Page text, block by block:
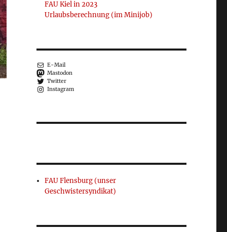
FAU Kiel in 2023
Urlaubsberechnung (im Minijob)
E-Mail
Mastodon
Twitter
Instagram
FAU Flensburg (unser
Geschwistersyndikat)